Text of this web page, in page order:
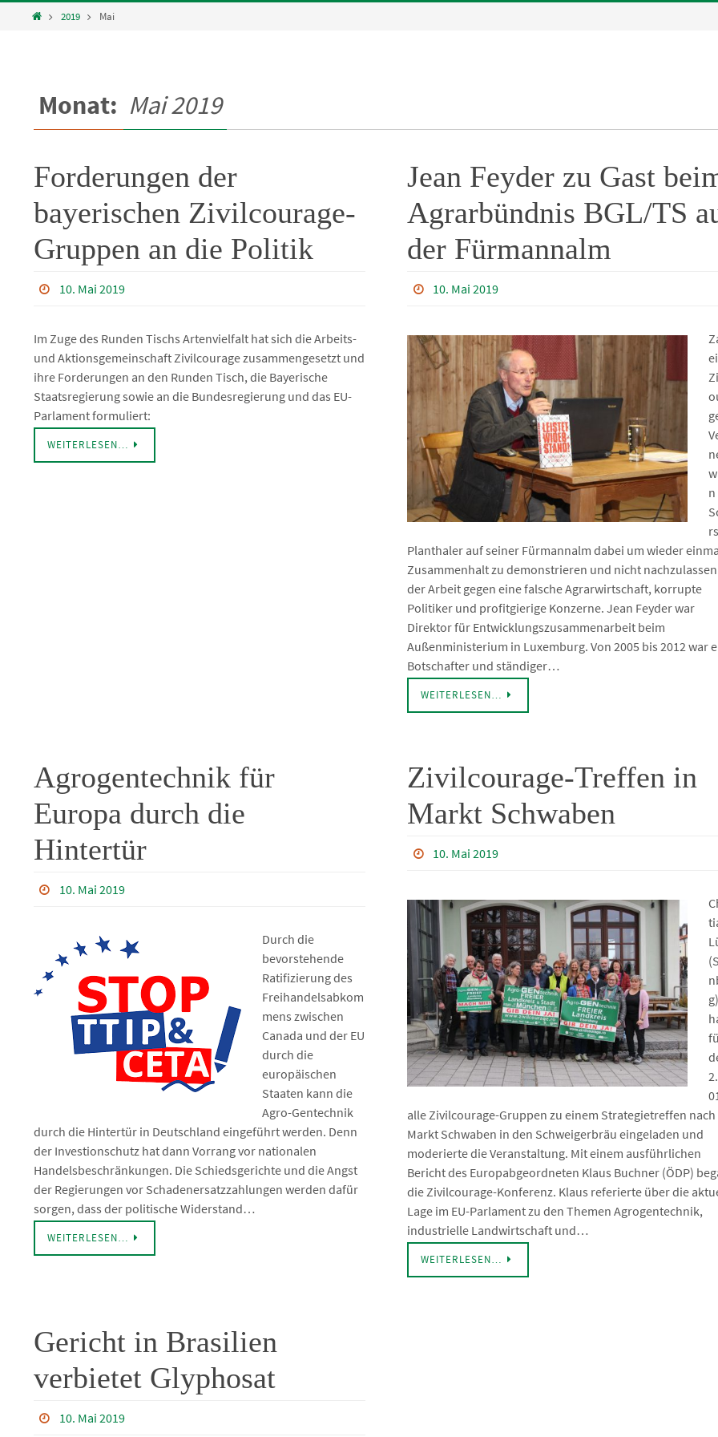
Home2019 Mai
Monat: Mai 2019
Forderungen der
bayerischen Zivilcourage-
Gruppen an die Politik
10. Mai 2019
Im Zuge des Runden Tischs Artenvielfalt hat sich die Arbeits-
und Aktionsgemeinschaft Zivilcourage zusammengesetzt und
ihre Forderungen an den Runden Tisch, die Bayerische
Staatsregierung sowie an die Bundesregierung und das EU-
Parlament formuliert:
WEITERLESEN…
Jean Feyder zu Gast
Agrarbündnis BGL/TS
der Fürmannalm
10. Mai 2019
Planthaler auf seiner Fürmannalm dabei um wieder
Zusammenhalt zu demonstrieren und nicht
der Arbeit gegen eine falsche Agrarwirtschaft, korrupte
Politiker und profitgierige Konzerne. Jean Feyder war
Direktor für Entwicklungszusammenarbeit beim
Außenministerium in Luxemburg. Von 2005 bis 2012 war
Botschafter und ständiger…
WEITERLESEN…
Agrogentechnik für
Europa durch die
Hintertür
10. Mai 2019
Durch die
bevorstehende
Ratifizierung des
Freihandelsabkom
mens zwischen
Canada und der EU
durch die
europäischen
Staaten kann die
Agro-Gentechnik
durch die Hintertür in Deutschland eingeführt werden. Denn
der Investionschutz hat dann Vorrang vor nationalen
Handelsbeschränkungen. Die Schiedsgerichte und die Angst
der Regierungen vor Schadenersatzzahlungen werden dafür
sorgen, dass der politische Widerstand…
WEITERLESEN…
Zivilcourage-Treffen in
Markt Schwaben
10. Mai 2019
g)
alle Zivilcourage-Gruppen zu einem Strategietreffen nach
Markt Schwaben in den Schweigerbräu eingeladen und
moderierte die Veranstaltung. Mit einem ausführlichen
Bericht des Europabgeordneten Klaus Buchner (ÖDP)
die Zivilcourage-Konferenz. Klaus referierte über die
Lage im EU-Parlament zu den Themen Agrogentechnik,
industrielle Landwirtschaft und…
WEITERLESEN…
Gericht in Brasilien
verbietet Glyphosat
10. Mai 2019